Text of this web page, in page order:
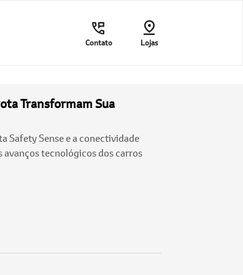
Contato Lojas
Transformam Sua
Safety Sense e a conectividade
avanços tecnológicos dos carros